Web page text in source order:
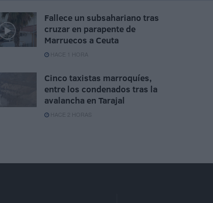
Fallece un subsahariano tras
cruzar en parapente de
Marruecos a Ceuta
HACE 1 HORA
Cinco taxistas marroquíes,
entre los condenados tras la
avalancha en Tarajal
HACE 2 HORAS